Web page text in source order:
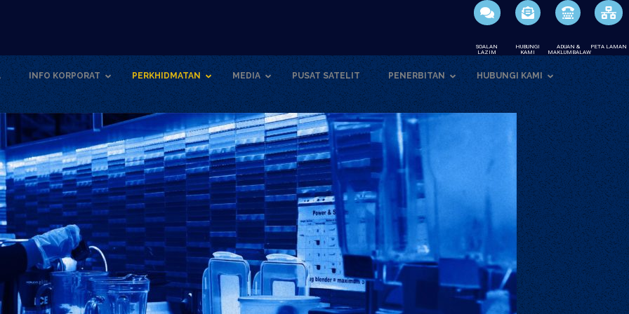
SOALAN
LAZIM
HUBUNGI
KAMI
ADUAN &
MAKLUMBALAW
PETA LAMAN
INFO KORPORAT PERKHIDMATAN MEDIA PUSAT SATELIT PENERBITAN HUBUNGI KAMI